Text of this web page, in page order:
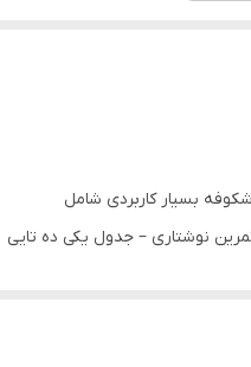
بسیار کاربردی شامل
نوشتاری – جدول یکی ده تایی